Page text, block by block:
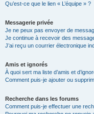
Qu’est-ce que le lien « L’équipe » ?
Messagerie privée
Je ne peux pas envoyer de
Je continue à recevoir des
J’ai reçu un courrier électronique
Amis et ignorés
À quoi sert ma liste d’amis et
Comment puis-je ajouter ou
Recherche dans les forums
Comment puis-je effectuer une